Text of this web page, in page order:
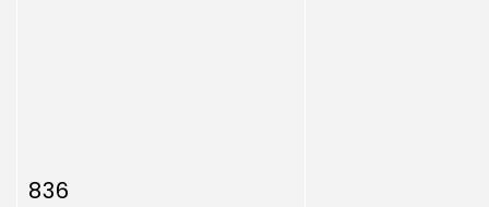
Fiche détaillée
836